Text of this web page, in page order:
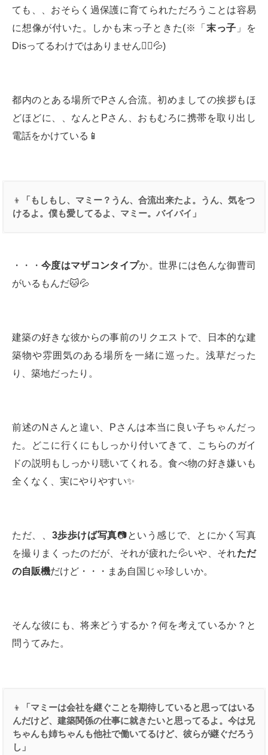
ても、、おそらく過保護に育てられただろうことは容易
に想像が付いた。しかも末っ子ときた(※「 末っ子 」を
Disってるわけではありません🙅‍♂️💦)
都内のとある場所でPさん合流。初めましての挨拶もほ
どほどに、、なんとPさん、おもむろに携帯を取り出し
電話をかけている📱
👦
「もしもし、マミー？うん、合流出来たよ。うん、気をつ
けるよ。僕も愛してるよ、マミー。バイバイ」
・・・ 今度はマザコンタイプか。世界には色んな御曹司
がいるもんだ🐱💦
建築の好きな彼からの事前のリクエストで、日本的な建
築物や雰囲気のある場所を一緒に巡った。浅草だった
り、築地だったり。
前述のNさんと違い、Pさんは本当に良い子ちゃんだっ
た。どこに行くにもしっかり付いてきて、こちらのガイ
ドの説明もしっかり聴いてくれる。食べ物の好き嫌いも
全くなく、実にやりやすい✨
ただ、、 3歩歩けば写真📷という感じで、とにかく写真
を撮りまくったのだが、それが疲れた💦いや、それただ
の自販機だけど・・・まあ自国じゃ珍しいか。
そんな彼にも、将来どうするか？何を考えているか？と
問うてみた。
👦
「マミーは会社を継ぐことを期待していると思ってはいる
んだけど、建築関係の仕事に就きたいと思ってるよ。今は兄
ちゃんも姉ちゃんも他社で働いてるけど、彼らが継ぐだろう
し」